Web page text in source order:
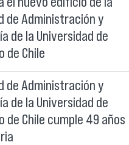
de Administración y
de la Universidad de
de Chile
de Administración y
de la Universidad de
de Chile cumple 49 años